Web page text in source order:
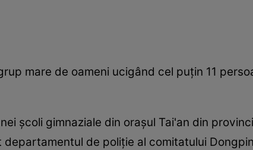
mare de oameni ucigând cel puțin 11
școli gimnaziale din orașul Tai'an din
departamentul de poliție al comitatului